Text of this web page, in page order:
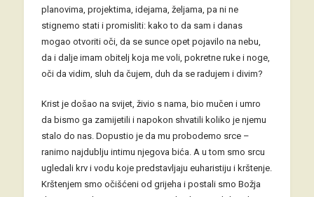
planovima, projektima, idejama, željama, pa ni ne
stignemo stati i promisliti: kako to da sam i danas
mogao otvoriti oči, da se sunce opet pojavilo na nebu,
da i dalje imam obitelj koja me voli, pokretne ruke i noge,
oči da vidim, sluh da čujem, duh da se radujem i divim?
Krist je došao na svijet, živio s nama, bio mučen i umro
da bismo ga zamijetili i napokon shvatili koliko je njemu
stalo do nas. Dopustio je da mu probodemo srce –
ranimo najdublju intimu njegova bića. A u tom smo srcu
ugledali krv i vodu koje predstavljaju euharistiju i krštenje.
Krštenjem smo očišćeni od grijeha i postali smo Božja